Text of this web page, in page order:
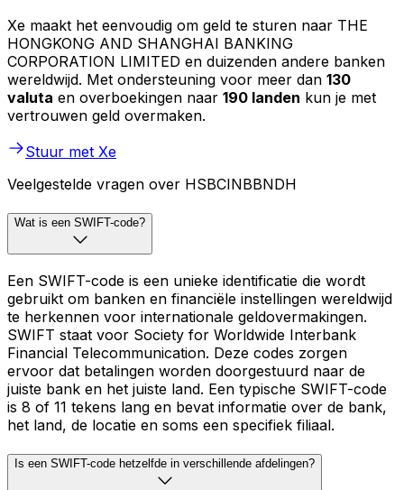
Xe maakt het eenvoudig om geld te sturen naar THE
HONGKONG AND SHANGHAI BANKING
CORPORATION LIMITED en duizenden andere banken
wereldwijd. Met ondersteuning voor meer dan 130
valuta en overboekingen naar 190 landen kun je met
vertrouwen geld overmaken.
Stuur met Xe
Veelgestelde vragen over HSBCINBBNDH
Wat is een SWIFT-code?
Een SWIFT-code is een unieke identificatie die wordt
gebruikt om banken en financiële instellingen wereldwijd
te herkennen voor internationale geldovermakingen.
SWIFT staat voor Society for Worldwide Interbank
Financial Telecommunication. Deze codes zorgen
ervoor dat betalingen worden doorgestuurd naar de
juiste bank en het juiste land. Een typische SWIFT-code
is 8 of 11 tekens lang en bevat informatie over de bank,
het land, de locatie en soms een specifiek filiaal.
Is een SWIFT-code hetzelfde in verschillende afdelingen?